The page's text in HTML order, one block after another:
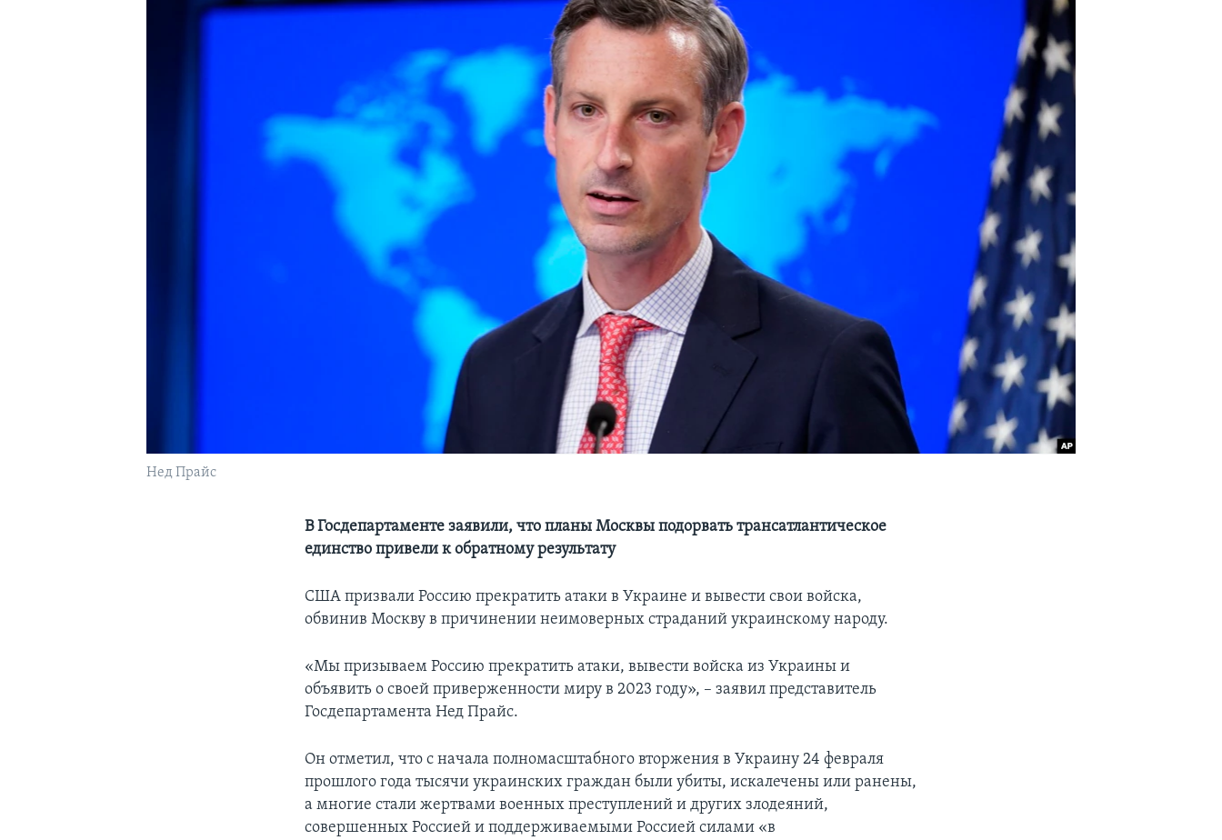
Нед Прайс
В Госдепартаменте заявили, что планы Москвы подорвать трансатлантическое
единство привели к обратному результату
США призвали Россию прекратить атаки в Украине и вывести свои войска,
обвинив Москву в причинении неимоверных страданий украинскому народу.
«Мы призываем Россию прекратить атаки, вывести войска из Украины и
объявить о своей приверженности миру в 2023 году», – заявил представитель
Госдепартамента Нед Прайс.
Он отметил, что с начала полномасштабного вторжения в Украину 24 февраля
прошлого года тысячи украинских граждан были убиты, искалечены или ранены,
а многие стали жертвами военных преступлений и других злодеяний,
совершенных Россией и поддерживаемыми Россией силами «в